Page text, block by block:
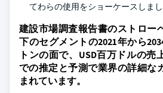
てわらの使用をショーケースしまし
建設市場調査報告書のストロー
下のセグメントの2021年から
トンの面で、USD百万ドルの売
での推定と予測で業界の詳細な
まれています。